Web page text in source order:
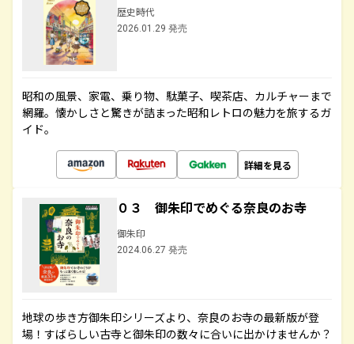
歴史時代
2026.01.29 発売
昭和の風景、家電、乗り物、駄菓子、喫茶店、カルチャーまで
網羅。懐かしさと驚きが詰まった昭和レトロの魅力を旅するガ
イド。
詳細を見る
０３ 御朱印でめぐる奈良のお寺
御朱印
2024.06.27 発売
地球の歩き方御朱印シリーズより、奈良のお寺の最新版が登
場！すばらしい古寺と御朱印の数々に合いに出かけませんか？